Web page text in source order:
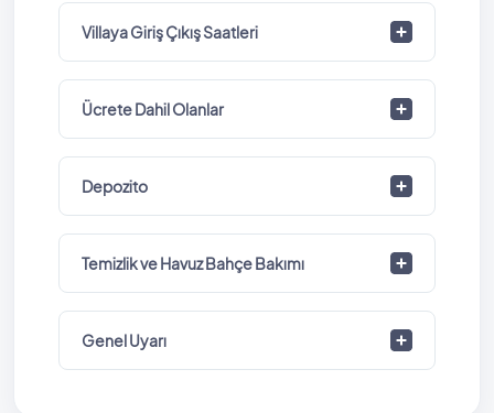
Villaya Giriş Çıkış Saatleri
Ücrete Dahil Olanlar
Depozito
Temizlik ve Havuz Bahçe Bakımı
Genel Uyarı